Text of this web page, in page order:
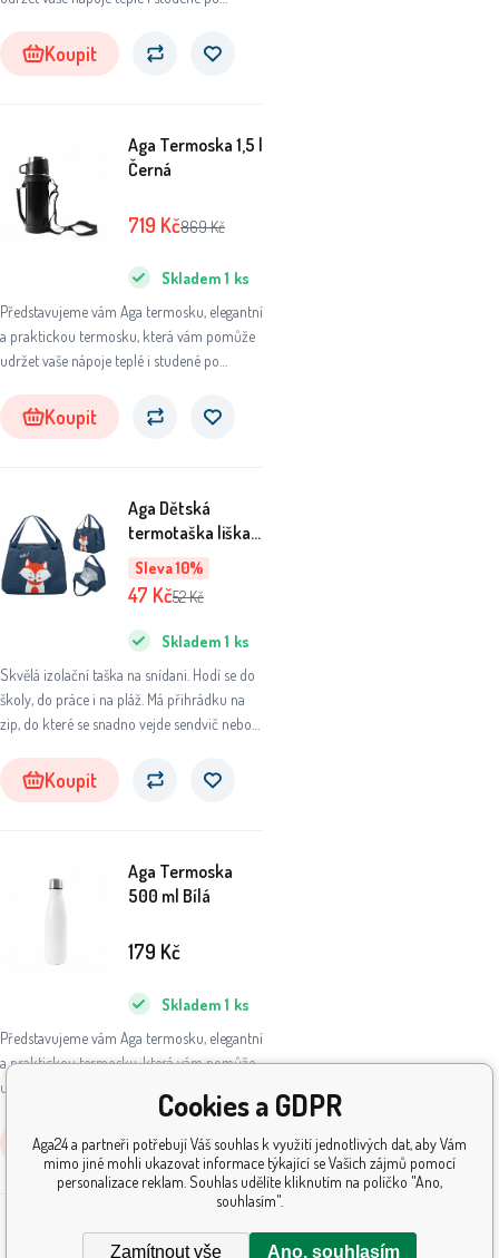
přírody, do práce nebo na sportovní aktivity,
tato termoska se stane vaším
Koupit
Aga Termoska 1,5 l
Černá
Představujeme vám Aga termosku, elegantní
a praktickou termosku, která vám pomůže
udržet vaše nápoje teplé i studené po
přírody, do práce nebo na sportovní aktivity,
tato termoska se stane vaším
Skladem 1 ks
719 Kč869Kč
Koupit
Sleva 10%
Aga Dětská
termotaška liška
oranžová
Skvělá izolační taška na snídani. Hodí se do
školy, do práce i na pláž. Má přihrádku na
zip, do které se snadno vejde sendvič nebo
Dlouhá. rukojeti: cca. 8cm. Rozměry. taška:
21,5x14,5x15,5 cm.
Skladem 1 ks
47 Kč52Kč
Koupit
Aga Termoska
500 ml Bílá
Představujeme vám Aga termosku, elegantní
a praktickou termosku, která vám pomůže
udržet vaše nápoje teplé i studené po
dlouhou dobu. Ať už se chystáte na výlet do
přírody, do práce nebo na sportovní aktivity,
tato termoska se stane vaším
nepostradatelným společníkem.
Skladem 1 ks
179 Kč
Koupit
Cookies a GDPR
Aga24 a partneři potřebují Váš souhlas k využití jednotlivých dat, aby Vám
mimo jiné mohli ukazovat informace týkající se Vašich zájmů pomocí
personalizace reklam. Souhlas udělíte kliknutím na políčko "Ano,
souhlasím".
Zamítnout vše Ano, souhlasím